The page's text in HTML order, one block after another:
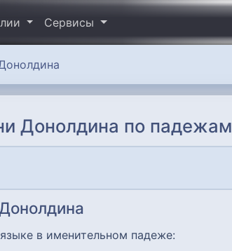
Сервисы
Донолдина по падежам
в именительном падеже: